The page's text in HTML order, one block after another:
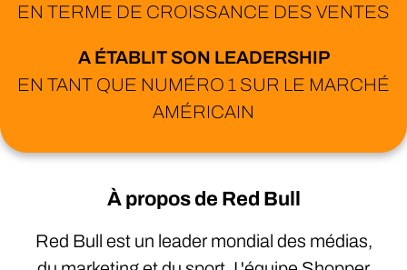
EN TERME DE CROISSANCE DES VENTES
A ÉTABLIT SON LEADERSHIP
EN TANT QUE NUMÉRO 1 SUR LE MARCHÉ
AMÉRICAIN
À propos de Red Bull
Red Bull est un leader mondial des médias,